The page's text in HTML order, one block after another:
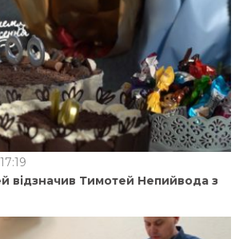
відзначив Тимотей Непийвода з